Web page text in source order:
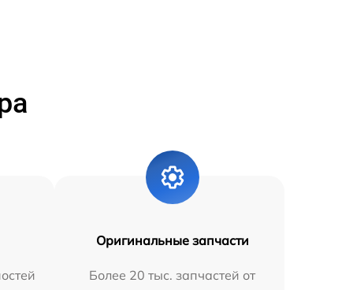
Оригинальные запчасти
Более 20 тыс. запчастей от